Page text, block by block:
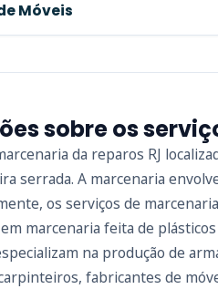
Móveis
sobre os
da reparos RJ
serrada. A marcenaria
os serviços de
marcenaria feita de
na produção de
fabricantes de